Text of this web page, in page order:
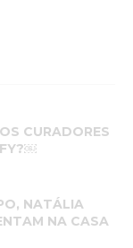
CURADORES
NATÁLIA
NA CASA